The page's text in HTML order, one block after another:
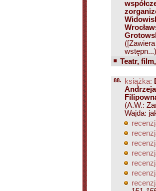
wstępn...)
Teatr,
88. książka:
(A.W.:
Wajda: